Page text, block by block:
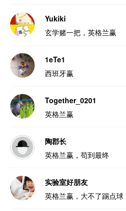
Yukiki
玄学赌一把，英格兰赢
1eTe1
西班牙赢
Together_0201
英格兰赢
陶郡长
英格兰赢，苟到最终
实验室好朋友
英格兰赢，大不了踢点球